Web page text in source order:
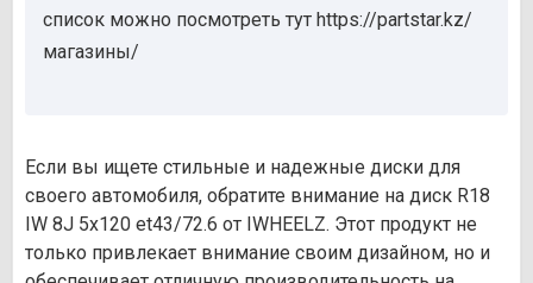
список можно посмотреть тут https://partstar.kz/
магазины/
Если вы ищете стильные и надежные диски для
своего автомобиля, обратите внимание на диск R18
IW 8J 5х120 et43/72.6 от IWHEELZ. Этот продукт не
только привлекает внимание своим дизайном, но и